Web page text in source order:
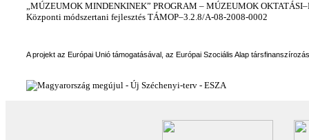
„MÚZEUMOK MINDENKINEK” PROGRAM – MÚZEUMOK
Központi módszertani fejlesztés TÁMOP–3.2.8/A-08-2008-0002
A projekt az Európai Unió támogatásával, az Európai Szociális Alap